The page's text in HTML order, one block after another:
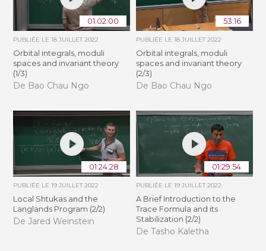
01:02:00
PUBLIÉE LE18 JUILLET 2022
Orbital integrals, moduli
spaces and invariant theory
(1/3)
De Bao Chau Ngo
53:16
PUBLIÉE LE 18 JUILLET 2022
Orbital integrals, moduli
spaces and invariant theory
(2/3)
De Bao Chau Ngo
01:24:28
PUBLIÉE LE19 JUILLET 2022
Local Shtukas and the
Langlands Program (2/2)
De Jared Weinstein
01:29:54
PUBLIÉE LE 19 JUILLET 2022
A Brief Introduction to the
Trace Formula and its
Stabilization (2/2)
De Tasho Kaletha